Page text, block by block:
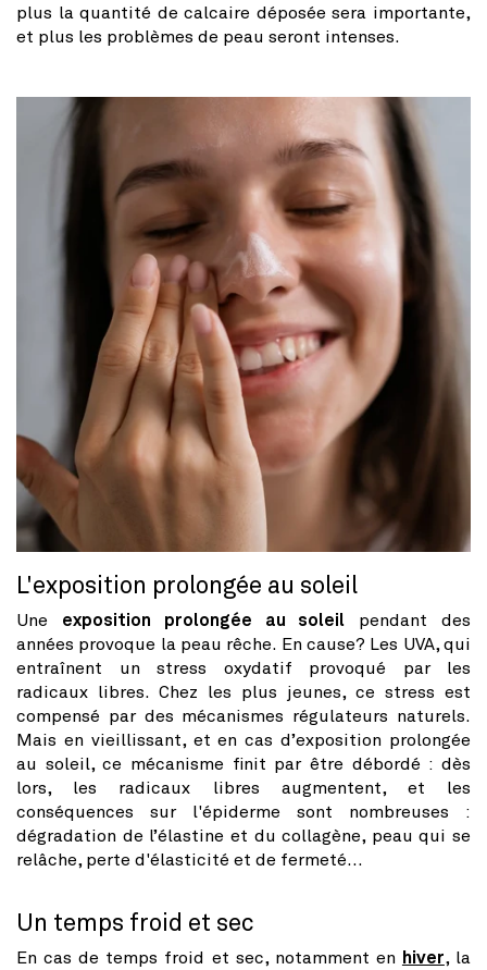
plus la quantité de calcaire déposée sera importante,
et plus les problèmes de peau seront intenses.
L'exposition prolongée au soleil
Une exposition prolongée au soleil pendant des
années provoque la peau rêche. En cause? Les UVA, qui
entraînent un stress oxydatif provoqué par les
radicaux libres. Chez les plus jeunes, ce stress est
compensé par des mécanismes régulateurs naturels.
Mais en vieillissant, et en cas d’exposition prolongée
au soleil, ce mécanisme finit par être débordé : dès
lors, les radicaux libres augmentent, et les
conséquences sur l'épiderme sont nombreuses :
dégradation de l’élastine et du collagène, peau qui se
relâche, perte d'élasticité et de fermeté...
Un temps froid et sec
En cas de temps froid et sec, notamment en hiver, la